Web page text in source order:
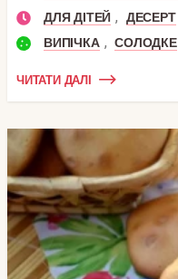
ДЛЯ ДІТЕЙ , ДЕСЕРТ
ВИПІЧКА , СОЛОДКЕ
ЧИТАТИ ДАЛІ